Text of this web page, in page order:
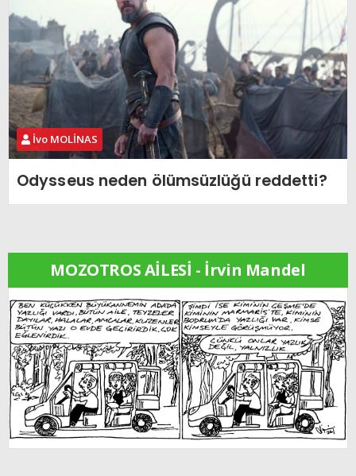
İvo MOLİNAS
Odysseus neden ölümsüzlüğü reddetti?
MOZOTROS AİLESİ - İrvin Mandel